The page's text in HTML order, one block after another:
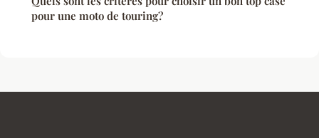
pour une moto de touring?